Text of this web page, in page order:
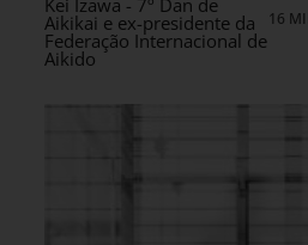
Kei Izawa - 7º Dan de
Aikikai e ex-presidente da
Federação Internacional de
Aikido
16